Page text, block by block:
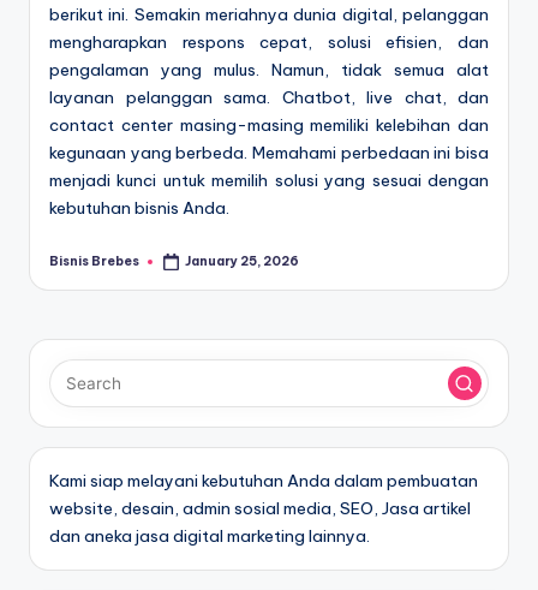
berikut ini. Semakin meriahnya dunia digital, pelanggan
mengharapkan respons cepat, solusi efisien, dan
pengalaman yang mulus. Namun, tidak semua alat
layanan pelanggan sama. Chatbot, live chat, dan
contact center masing-masing memiliki kelebihan dan
kegunaan yang berbeda. Memahami perbedaan ini bisa
menjadi kunci untuk memilih solusi yang sesuai dengan
kebutuhan bisnis Anda.
Posted
Bisnis Brebes January 25, 2026
Kami siap melayani kebutuhan Anda dalam pembuatan
website, desain, admin sosial media, SEO, Jasa artikel
dan aneka jasa digital marketing lainnya.